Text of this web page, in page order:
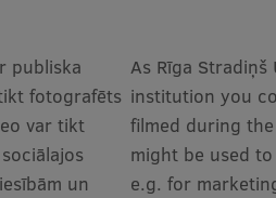
publiska
fotografēts
var tikt
un
As Rīga
institution you
filmed during
might be used
e.g. for